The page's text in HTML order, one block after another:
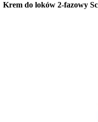
Krem do loków 2-fazowy